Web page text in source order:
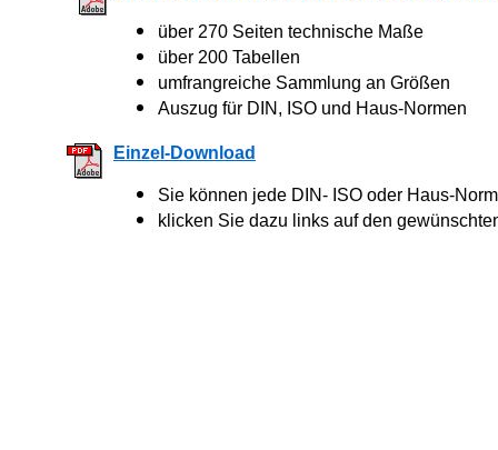
über 270 Seiten technische Maße
über 200 Tabellen
umfrangreiche Sammlung an Größen
Auszug für DIN, ISO und Haus-Normen
Einzel-Download
Sie können jede DIN- ISO oder Haus-
klicken Sie dazu links auf den